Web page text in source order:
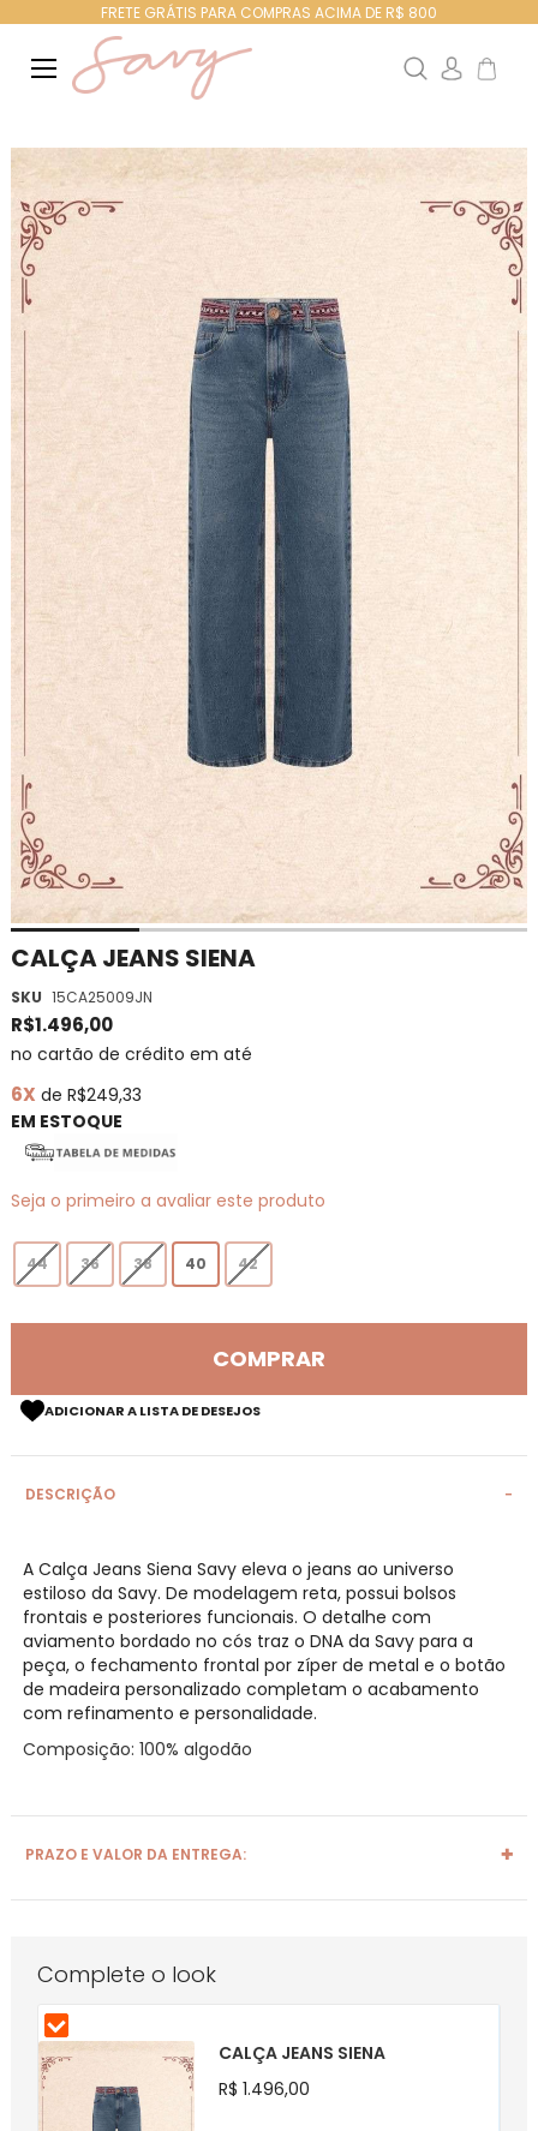
FRETE GRÁTIS PARA COMPRAS ACIMA DE R$ 800
Search
Meu
CALÇA JEANS SIENA
SKU 15CA25009JN
R$1.496,00
no cartão de crédito em até
6X de R$249,33
EM ESTOQUE
Seja o primeiro a avaliar este produto
44 36 38 40 42
COMPRAR
ADICIONAR A LISTA DE DESEJOS
DESCRIÇÃO
A Calça Jeans Siena Savy eleva o jeans ao universo
estiloso da Savy. De modelagem reta, possui bolsos
frontais e posteriores funcionais. O detalhe com
aviamento bordado no cós traz o DNA da Savy para a
peça, o fechamento frontal por zíper de metal e o botão
de madeira personalizado completam o acabamento
com refinamento e personalidade.
Composição: 100% algodão
PRAZO E VALOR DA ENTREGA:
Pular
para
final
da
Galeria
de
imagens
Saltar
o
início
da
de
imagens
Complete o look
CALÇA JEANS SIENA
R$ 1.496,00